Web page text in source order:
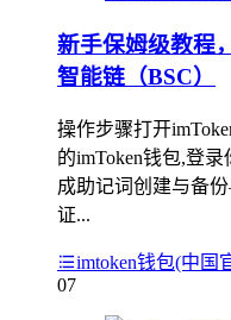
新手保姆级教程
智能链（BSC）
操作步骤打开
的imToken钱包,登
成助记词创建与备
证...
imtoken钱包(中国
07